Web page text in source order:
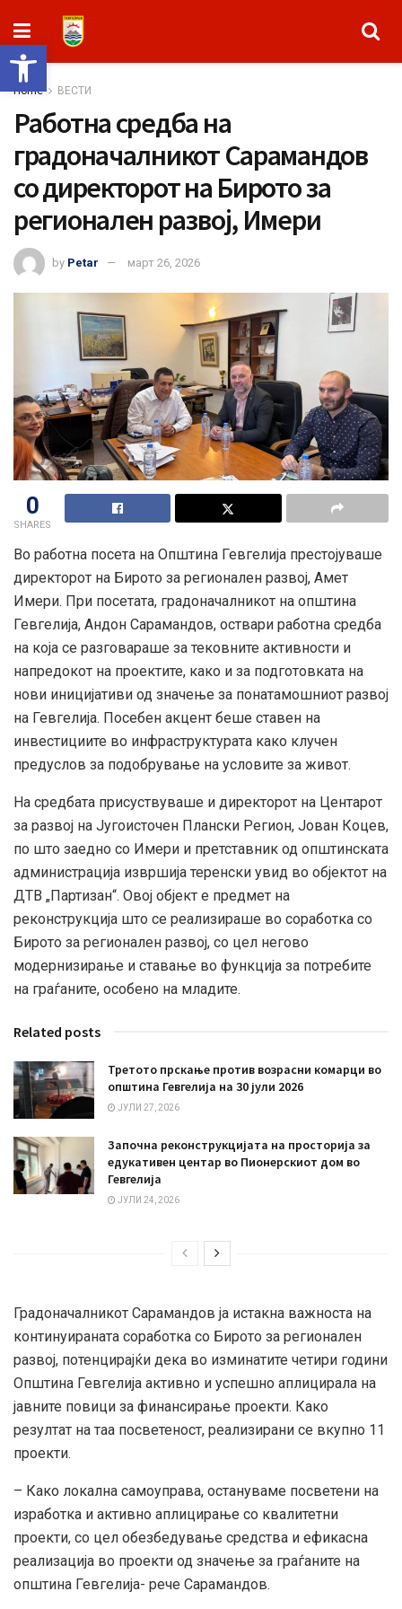
Open toolbar
Home ВЕСТИ
Работна средба на
градоначалникот Сарамандов
со директорот на Бирото за
регионален развој, Имери
by Petar март 26, 2026
0
SHARES
Во работна посета на Општина Гевгелија престојуваше
директорот на Бирото за регионален развој, Амет
Имери. При посетата, градоначалникот на општина
Гевгелија, Андон Сарамандов, оствари работна средба
на која се разговараше за тековните активности и
напредокот на проектите, како и за подготовката на
нови иницијативи од значење за понатамошниот развој
на Гевгелија. Посебен акцент беше ставен на
инвестициите во инфраструктурата како клучен
предуслов за подобрување на условите за живот.
На средбата присуствуваше и директорот на Центарот
за развој на Југоисточен Плански Регион, Јован Коцев,
по што заедно со Имери и претставник од општинската
администрација извршија теренски увид во објектот на
ДТВ „Партизан“. Овој објект е предмет на
реконструкција што се реализираше во соработка со
Бирото за регионален развој, со цел негово
модернизирање и ставање во функција за потребите
на граѓаните, особено на младите.
Related posts
Третото прскање против возрасни комарци во
општина Гевгелија на 30 јули 2026
ЈУЛИ 27, 2026
Започна реконструкцијата на просторија за
едукативен центар во Пионерскиот дом во
Гевгелија
ЈУЛИ 24, 2026
Градоначалникот Сарамандов ја истакна важноста на
континуираната соработка со Бирото за регионален
развој, потенцирајќи дека во изминатите четири години
Општина Гевгелија активно и успешно аплицирала на
јавните повици за финансирање проекти. Како
резултат на таа посветеност, реализирани се вкупно 11
проекти.
– Како локална самоуправа, остануваме посветени на
изработка и активно аплицирање со квалитетни
проекти, со цел обезбедување средства и ефикасна
реализација во проекти од значење за граѓаните на
општина Гевгелија- рече Сарамандов.